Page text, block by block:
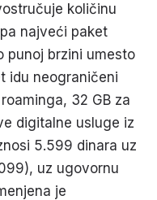
količinu
najveći paket
punoj brzini umesto
idu neograničeni
32 GB za
digitalne usluge iz
5.599 dinara uz
uz ugovornu
je